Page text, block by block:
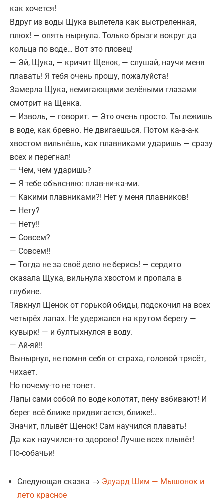
как хочется!
Вдруг из воды Щука вылетела как выстреленная,
плюх! — опять нырнула. Только брызги вокруг да
кольца по воде… Вот это пловец!
— Эй, Щука, — кричит Щенок, — слушай, научи меня
плавать! Я тебя очень прошу, пожалуйста!
Замерла Щука, немигающими зелёными глазами
смотрит на Щенка.
— Изволь, — говорит. — Это очень просто. Ты лежишь
в воде, как бревно. Не двигаешься. Потом ка-а-а-к
хвостом вильнёшь, как плавниками ударишь — сразу
всех и перегнал!
— Чем, чем ударишь?
— Я тебе объясняю: плав-ни-ка-ми.
— Какими плавниками?! Нет у меня плавников!
— Нету?
— Нету!!
— Совсем?
— Совсем!!
— Тогда не за своё дело не берись! — сердито
сказала Щука, вильнула хвостом и пропала в
глубине.
Тявкнул Щенок от горькой обиды, подскочил на всех
четырёх лапах. Не удержался на крутом берегу —
кувырк! — и бултыхнулся в воду.
— Ай-яй!!
Вынырнул, не помня себя от страха, головой трясёт,
чихает.
Но почему-то не тонет.
Лапы сами собой по воде колотят, пену взбивают! И
берег всё ближе придвигается, ближе!..
Значит, плывёт Щенок! Сам научился плавать!
Да как научился-то здорово! Лучше всех плывёт!
По-собачьи!
Следующая сказка → Эдуард Шим — Мышонок и
лето красное